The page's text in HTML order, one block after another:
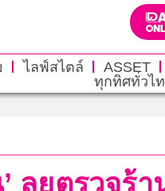
ไลฟ์สไตล์ ASSET
ทุกทิศทั่วไ
ลุยตรวจร้